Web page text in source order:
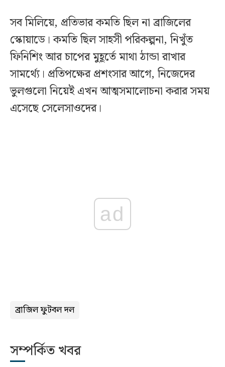
সব মিলিয়ে, প্রতিভার কমতি ছিল না ব্রাজিলের
স্কোয়াডে। কমতি ছিল সাহসী পরিকল্পনা, নিখুঁত
ফিনিশিং আর চাপের মুহূর্তে মাথা ঠান্ডা রাখার
সামর্থ্যে। প্রতিপক্ষের প্রশংসার আগে, নিজেদের
ভুলগুলো নিয়েই এখন আত্মসমালোচনা করার সময়
এসেছে সেলেসাওদের।
ad
ব্রাজিল ফুটবল দল
সম্পর্কিত খবর